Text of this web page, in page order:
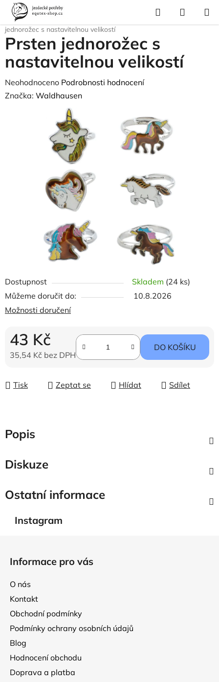
Přejít
obsah
Hledat
KOŠÍK
Domů
Pro jezdce
jednorožec s nastavitelnou velikostí
Dostupnost Skladem (24 ks)
Můžeme doručit do:
10.8.2026
Možnosti doručení
43 Kč
35,54 Kč bez DPH
DO KOŠÍKU
Tisk Zeptat se Hlídat Sdílet
Prsten jednorožec s
nastavitelnou velikostí
Průměrné
hodnocení
Neohodnoceno Podrobnosti hodnocení
Značka: Waldhausen
Popis
Diskuze
Ostatní informace
Instagram
Informace pro vás
O nás
Kontakt
Obchodní podmínky
Podmínky ochrany osobních údajů
Blog
Hodnocení obchodu
Doprava a platba